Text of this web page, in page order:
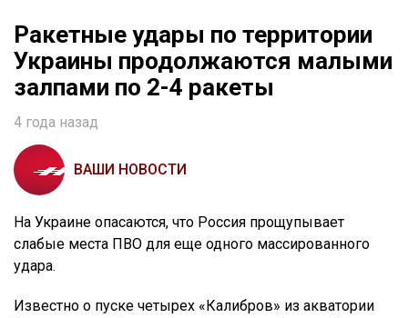
Ракетные удары по территории
Украины продолжаются малыми
залпами по 2-4 ракеты
4 года назад
ВАШИ НОВОСТИ
На Украине опасаются, что Россия прощупывает
слабые места ПВО для еще одного массированного
удара.
Известно о пуске четырех «Калибров» из акватории